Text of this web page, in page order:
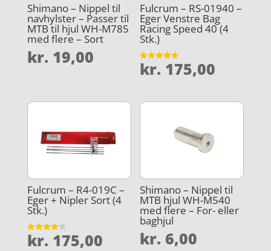
Shimano – Nippel til
navhylster – Passer til
MTB til hjul WH-M785
med flere – Sort
kr. 19,00
Fulcrum – RS-01940 –
Eger Venstre Bag
Racing Speed 40 (4
Stk.)
Vurderet
4.7
kr. 175,00
Fulcrum – R4-019C –
Eger + Nipler Sort (4
Stk.)
Vurderet
4.2
kr. 175,00
Shimano – Nippel til
MTB hjul WH-M540
med flere – For- eller
baghjul
kr. 6,00